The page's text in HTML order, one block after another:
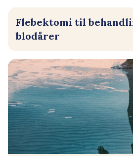
Flebektomi til
blodårer